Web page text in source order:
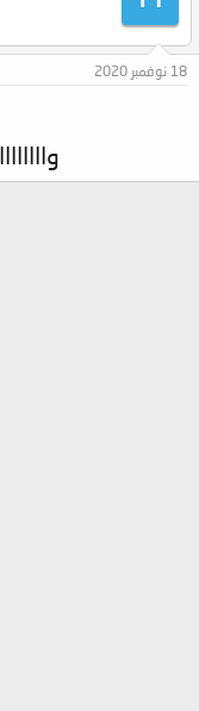
18 نوفمبر 2020